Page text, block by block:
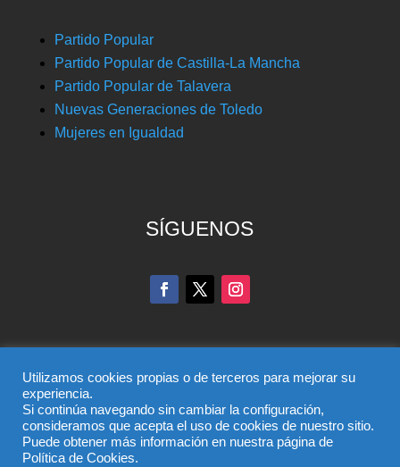
Partido Popular
Partido Popular de Castilla-La Mancha
Partido Popular de Talavera
Nuevas Generaciones de Toledo
Mujeres en Igualdad
SÍGUENOS
© Partido Popular de Toledo – C/ Colombia, 6, 45004,
Toledo, Teléfono 925 285 528
Utilizamos cookies propias o de terceros para mejorar su
experiencia.
Si continúa navegando sin cambiar la configuración,
consideramos que acepta el uso de cookies de nuestro sitio.
Puede obtener más información en nuestra página de
Política de Cookies.